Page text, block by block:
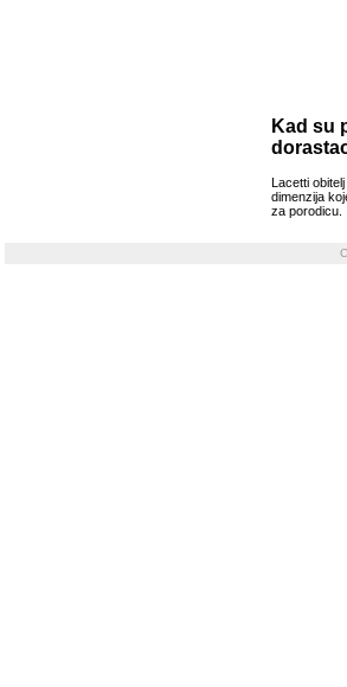
Kad su
Lacetti
dimenzija
za porodicu.